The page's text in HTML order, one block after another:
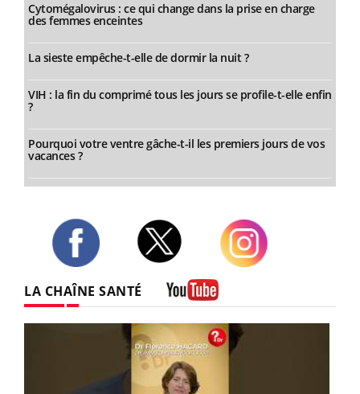
Cytomégalovirus : ce qui change dans la prise en charge
des femmes enceintes
La sieste empêche-t-elle de dormir la nuit ?
VIH : la fin du comprimé tous les jours se profile-t-elle enfin
?
Pourquoi votre ventre gâche-t-il les premiers jours de vos
vacances ?
LA CHAÎNE SANTÉ